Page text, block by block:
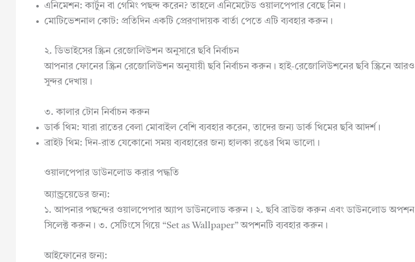
এনিমেশন: কার্টুন বা গেমিং পছন্দ করেন? তাহলে এনিমেটেড ওয়ালপেপার বেছে নিন।
মোটিভেশনাল কোট: প্রতিদিন একটি প্রেরণাদায়ক বার্তা পেতে এটি ব্যবহার করুন।
২. ডিভাইসের স্ক্রিন রেজোলিউশন অনুসারে ছবি নির্বাচন
আপনার ফোনের স্ক্রিন রেজোলিউশন অনুযায়ী ছবি নির্বাচন করুন। হাই-রেজোলিউশনের ছবি স্ক্রিনে আরও
সুন্দর দেখায়।
৩. কালার টোন নির্বাচন করুন
ডার্ক থিম: যারা রাতের বেলা মোবাইল বেশি ব্যবহার করেন, তাদের জন্য ডার্ক থিমের ছবি আদর্শ।
ব্রাইট থিম: দিন-রাত যেকোনো সময় ব্যবহারের জন্য হালকা রঙের থিম ভালো।
ওয়ালপেপার ডাউনলোড করার পদ্ধতি
অ্যান্ড্রয়েডের জন্য:
১. আপনার পছন্দের ওয়ালপেপার অ্যাপ ডাউনলোড করুন। ২. ছবি ব্রাউজ করুন এবং ডাউনলোড অপশন
সিলেক্ট করুন। ৩. সেটিংসে গিয়ে “Set as Wallpaper” অপশনটি ব্যবহার করুন।
আইফোনের জন্য: